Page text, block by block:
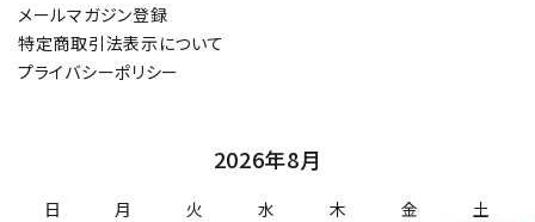
メールマガジン登録
特定商取引法表示について
プライバシーポリシー
2026年8月
日 月 火 水 木 金
土